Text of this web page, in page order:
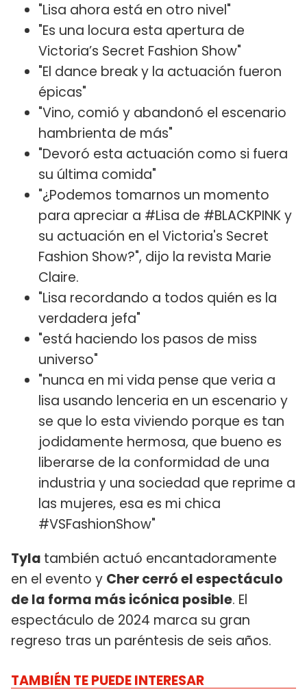
"Lisa ahora está en otro nivel"
"Es una locura esta apertura de
Victoria’s Secret Fashion Show"
"El dance break y la actuación fueron
épicas"
"Vino, comió y abandonó el escenario
hambrienta de más"
"Devoró esta actuación como si fuera
su última comida"
"¿Podemos tomarnos un momento
para apreciar a #Lisa de #BLACKPINK y
su actuación en el Victoria's Secret
Fashion Show?", dijo la revista Marie
Claire.
"Lisa recordando a todos quién es la
verdadera jefa"
"está haciendo los pasos de miss
universo"
"nunca en mi vida pense que veria a
lisa usando lenceria en un escenario y
se que lo esta viviendo porque es tan
jodidamente hermosa, que bueno es
liberarse de la conformidad de una
industria y una sociedad que reprime a
las mujeres, esa es mi chica
#VSFashionShow"
Tyla también actuó encantadoramente
en el evento y Cher cerró el espectáculo
de la forma más icónica posible. El
espectáculo de 2024 marca su gran
regreso tras un paréntesis de seis años.
TAMBIÉN TE PUEDE INTERESAR